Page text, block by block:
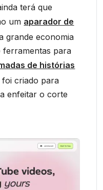
terá que
um aparador de
grande economia
ferramentas para
de histórias
foi criado para
enfeitar o corte